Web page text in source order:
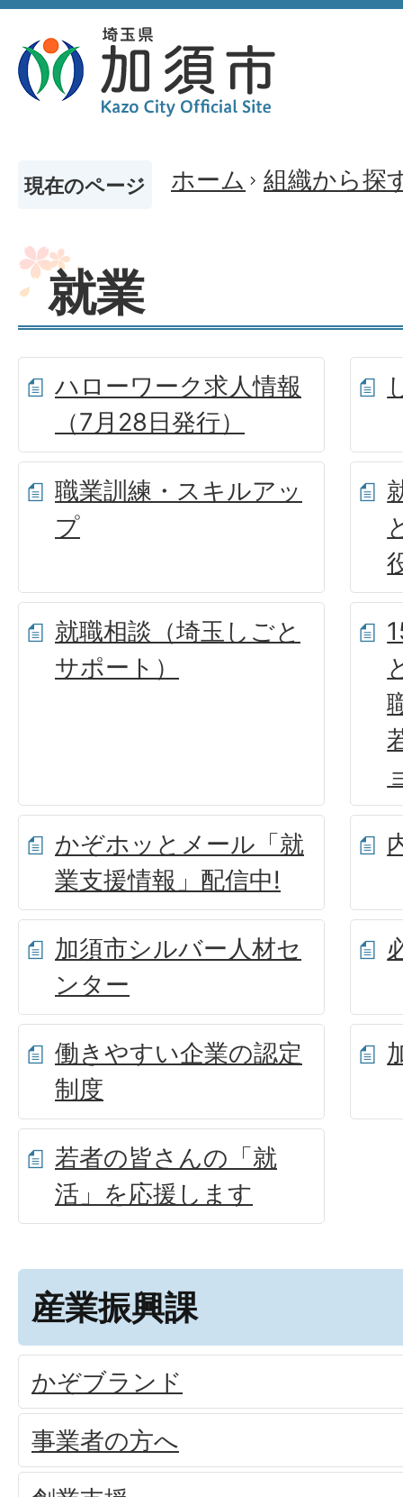
現在のページ ホーム 組織から探
就業
ハローワーク求人情報
（7月28日発行）
職業訓練・スキルアッ
プ
就職相談（埼玉しごと
サポート）
かぞホッとメール「就
業支援情報」配信中!
加須市シルバー人材セ
ンター
働きやすい企業の認定
制度
若者の皆さんの「就
活」を応援します
産業振興課
かぞブランド
事業者の方へ